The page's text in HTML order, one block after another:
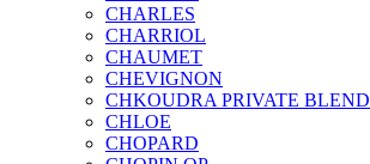
CHARLES
CHARRIOL
CHAUMET
CHEVIGNON
CHKOUDRA PRIVATE BLEND
CHLOE
CHOPARD